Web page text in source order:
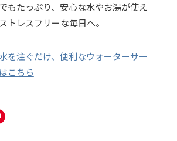
もたっぷり、安心な水やお湯が使え
トレスフリーな毎日へ。
を注ぐだけ、便利なウォーターサー
こちら